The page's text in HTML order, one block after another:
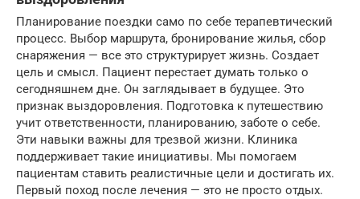
Планирование поездки само по себе терапевтический
процесс. Выбор маршрута, бронирование жилья, сбор
снаряжения — все это структурирует жизнь. Создает
цель и смысл. Пациент перестает думать только о
сегодняшнем дне. Он заглядывает в будущее. Это
признак выздоровления. Подготовка к путешествию
учит ответственности, планированию, заботе о себе.
Эти навыки важны для трезвой жизни. Клиника
поддерживает такие инициативы. Мы помогаем
пациентам ставить реалистичные цели и достигать их.
Первый поход после лечения — это не просто отдых.